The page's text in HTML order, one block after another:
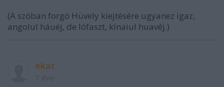
(A szóban forgó Hüvely kiejtésére ugyanez igaz,
angolul háuéj, de lófaszt, kínaiul huavéj.)
ekat